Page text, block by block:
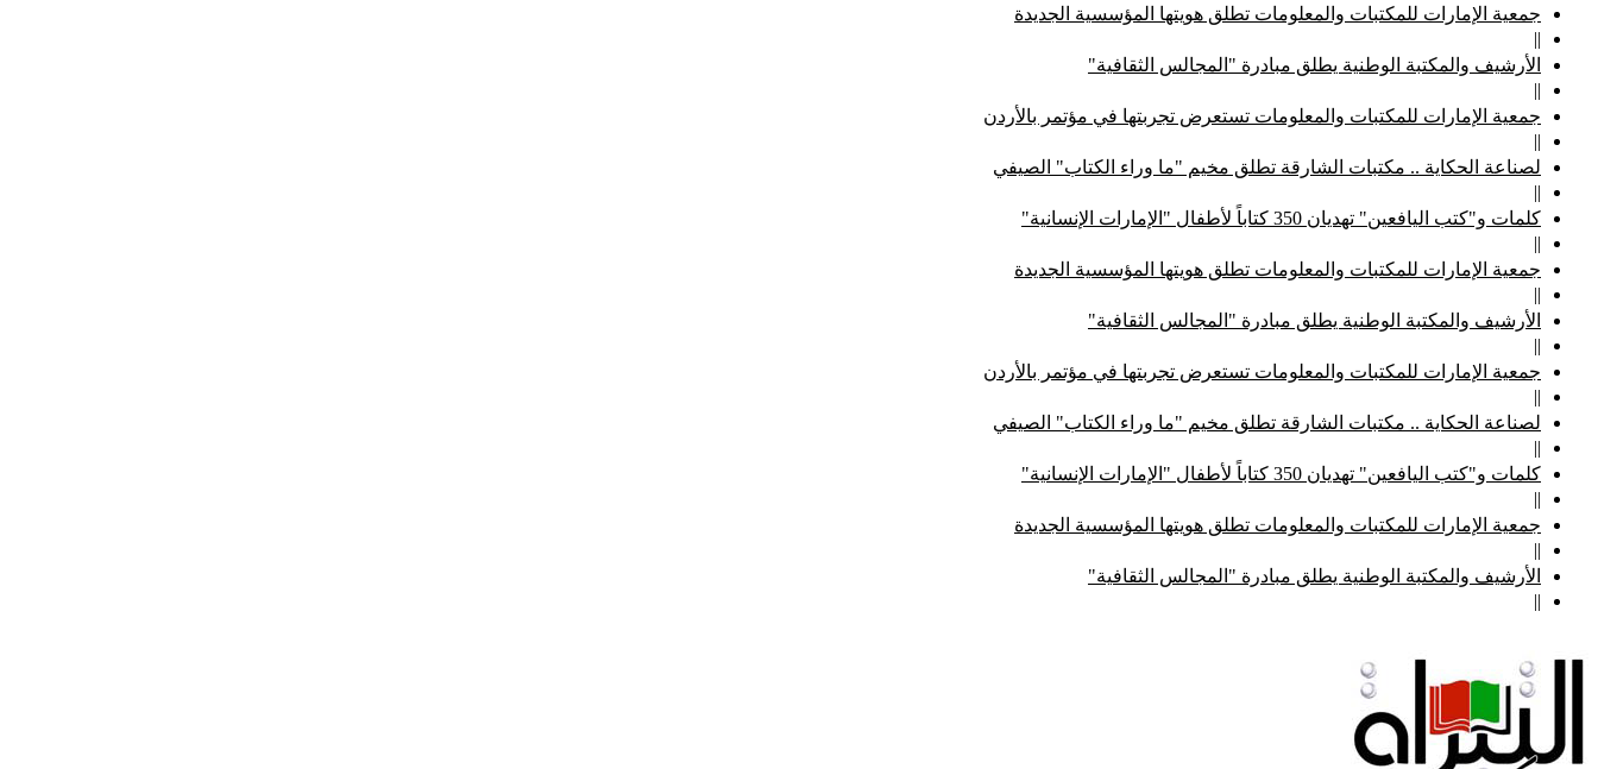
جمعية الإمارات للمكتبات والمعلومات تطلق هويتها المؤسسية الجديدة
||
الأرشيف والمكتبة الوطنية يطلق مبادرة "المجالس الثقافية"
||
جمعية الإمارات للمكتبات والمعلومات تستعرض تجربتها في مؤتمر بالأردن
||
لصناعة الحكاية .. مكتبات الشارقة تطلق مخيم "ما وراء الكتاب" الصيفي
||
كلمات و"كتب اليافعين" تهديان 350 كتاباً لأطفال "الإمارات الإنسانية"
||
جمعية الإمارات للمكتبات والمعلومات تطلق هويتها المؤسسية الجديدة
||
الأرشيف والمكتبة الوطنية يطلق مبادرة "المجالس الثقافية"
||
جمعية الإمارات للمكتبات والمعلومات تستعرض تجربتها في مؤتمر بالأردن
||
لصناعة الحكاية .. مكتبات الشارقة تطلق مخيم "ما وراء الكتاب" الصيفي
||
كلمات و"كتب اليافعين" تهديان 350 كتاباً لأطفال "الإمارات الإنسانية"
||
جمعية الإمارات للمكتبات والمعلومات تطلق هويتها المؤسسية الجديدة
||
الأرشيف والمكتبة الوطنية يطلق مبادرة "المجالس الثقافية"
||